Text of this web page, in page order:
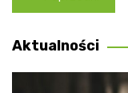
wpisu
Aktualności